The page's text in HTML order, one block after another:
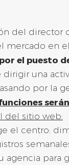
del director
mercado en
el puesto
dirigir una
por la
del sitio web:
el centro:
agencia para